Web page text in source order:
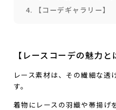
【コーデギャラリー】
【レースコーデの魅力と
レース素材は、その繊細な透
す。
着物にレースの羽織や帯揚げ